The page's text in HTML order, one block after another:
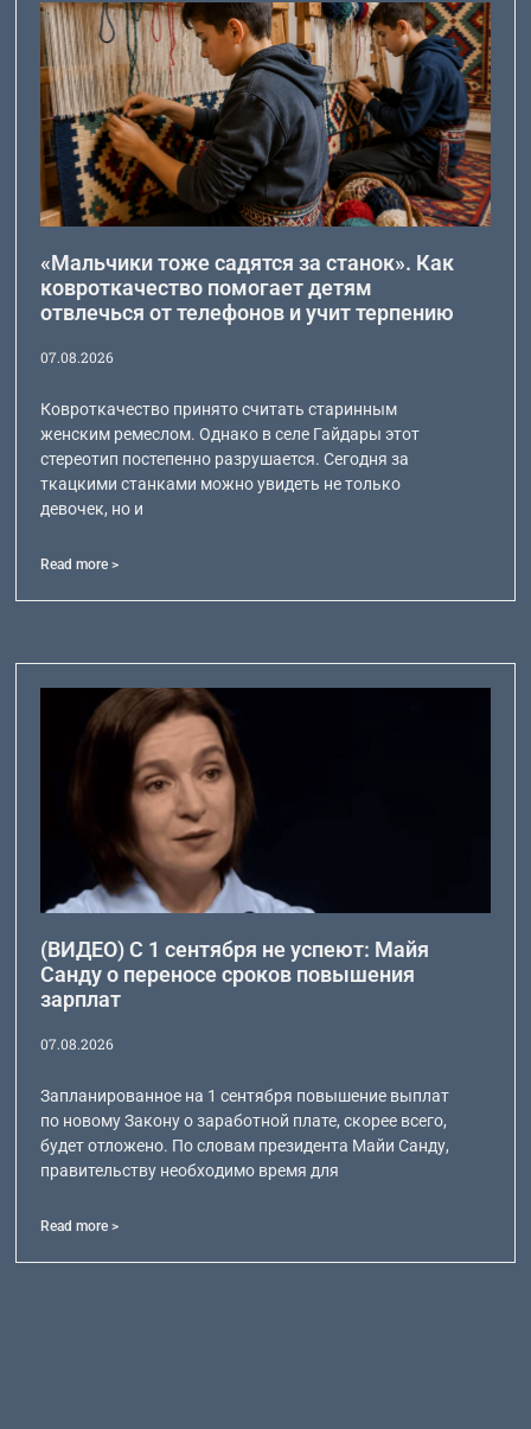
«Мальчики тоже садятся за станок». Как
ковроткачество помогает детям
отвлечься от телефонов и учит терпению
07.08.2026
Ковроткачество принято считать старинным
женским ремеслом. Однако в селе Гайдары этот
стереотип постепенно разрушается. Сегодня за
ткацкими станками можно увидеть не только
девочек, но и
Read more >
(ВИДЕО) С 1 сентября не успеют: Майя
Санду о переносе сроков повышения
зарплат
07.08.2026
Запланированное на 1 сентября повышение выплат
по новому Закону о заработной плате, скорее всего,
будет отложено. По словам президента Майи Санду,
правительству необходимо время для
Read more >